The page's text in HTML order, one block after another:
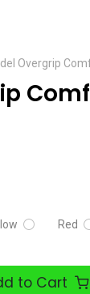
Overgrip
Red